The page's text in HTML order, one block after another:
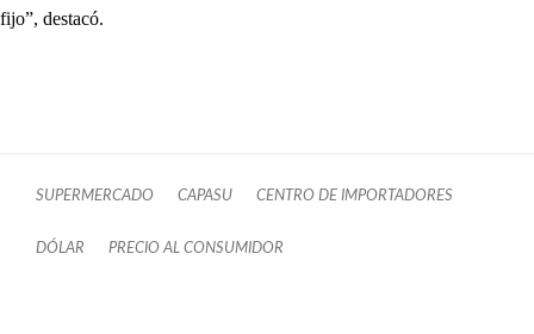
fijo”, destacó.
SUPERMERCADO CAPASU CENTRO DE IMPORTADORES
DÓLAR PRECIO AL CONSUMIDOR